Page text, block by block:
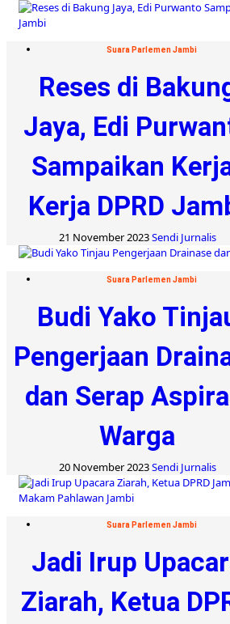
Suara Parlemen Jambi
Reses di
Jaya, Edi
Sampaikan
Kerja DPRD
21 November 2023Sendi Jurnalis
Suara Parlemen Jambi
Budi Yako
Pengerjaan
dan Serap
Warga
20 November 2023Sendi Jurnalis
Suara Parlemen Jambi
Jadi Irup
Ziarah, Ketua